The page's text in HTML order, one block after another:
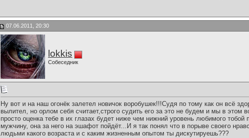
07.06.2011, 20:30
lokkis
Собеседник
Ну вот и на наш огонёк залетел новичок воробушек!!!Судя по тому как он всё
вылител, но орлом себя считает,строго судить его за это не будем и мы в
просто оценка тебе в их глазах будет ниже чем нижний уровень любимого
мужчину, она за него на эшафот пойдёт...И я так понял что в порыве своего
людьми какого возраста и с каким жизненным опытом ты дискутируешь???